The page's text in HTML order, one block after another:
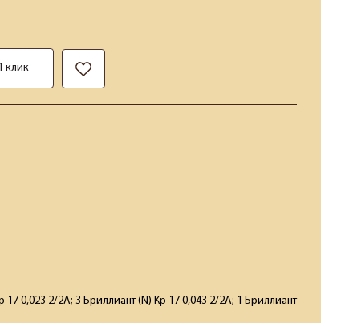
клик
17 0,023 2/2А; 3 Бриллиант (N) Кр 17 0,043 2/2А; 1 Бриллиант